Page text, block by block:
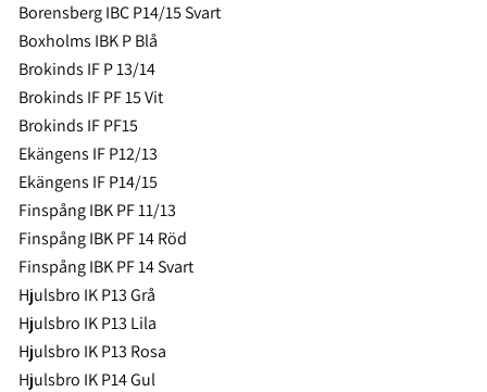
Borensberg IBC P14/15 Svart
Boxholms IBK P Blå
Brokinds IF P 13/14
Brokinds IF PF 15 Vit
Brokinds IF PF15
Ekängens IF P12/13
Ekängens IF P14/15
Finspång IBK PF 11/13
Finspång IBK PF 14 Röd
Finspång IBK PF 14 Svart
Hjulsbro IK P13 Grå
Hjulsbro IK P13 Lila
Hjulsbro IK P13 Rosa
Hjulsbro IK P14 Gul